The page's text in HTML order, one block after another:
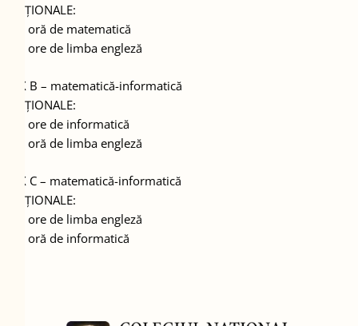
OPȚIONALE:
– 1 oră de matematică
– 2 ore de limba engleză
• IX B – matematică-informatică
OPȚIONALE:
– 2 ore de informatică
– 1 oră de limba engleză
• IX C – matematică-informatică
OPȚIONALE:
– 2 ore de limba engleză
– 1 oră de informatică